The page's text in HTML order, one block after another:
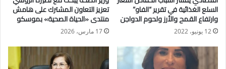
مصر دون إضافة قيمة المصنعية إلى سعر الجرام، والتي تختلف
قيمتها من تاجر إلى آخر، ومن محافظة إلى أخرى؛ وفقاً لحجم وشكل
من سعر الجرام.
السلع الغذائية في تقرير “الفاو”
وارتفاع القمح والأرز ولحوم الدواجن
12 يونيو، 2022
تعزيز التعاون المشترك على هامش
منتدى «الحياة الصحية» بموسكو
17 مارس، 2026